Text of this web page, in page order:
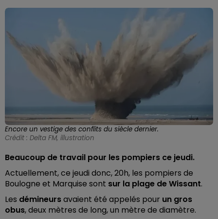
Encore un vestige des conflits du siècle dernier.
Crédit : Delta FM, illustration
Beaucoup de travail pour les pompiers ce jeudi.
Actuellement, ce jeudi donc, 20h, les pompiers de
Boulogne et Marquise sont sur la plage de Wissant.
Les démineursavaient été appelés pour un gros
obus, deux mètres de long, un mètre de diamètre.